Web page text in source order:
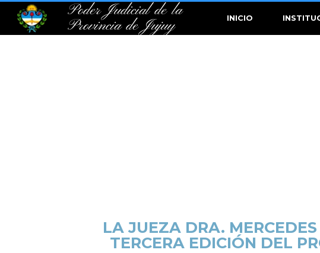
Poder Judicial de la
Provincia de Jujuy
INICIO
LA JUEZA DRA.
TERCERA EDICIÓN DEL